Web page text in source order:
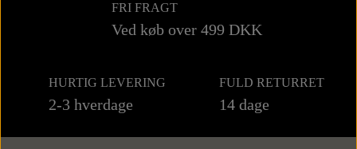
FRI FRAGT
Ved køb over 499 DKK
HURTIG LEVERING
2-3 hverdage
FULD RETURRET
14 dage